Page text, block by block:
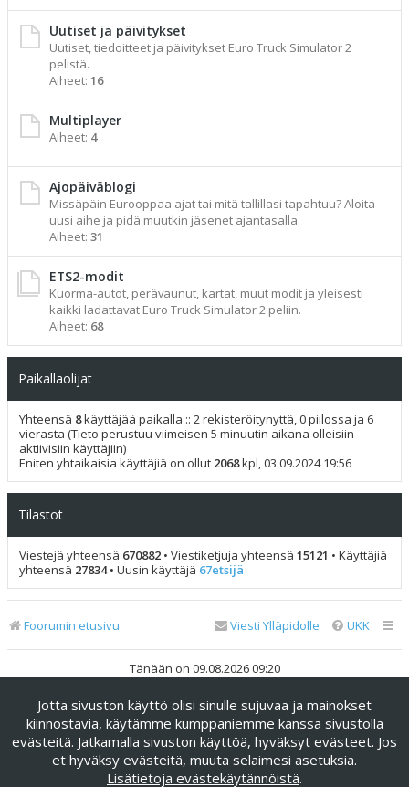
Uutiset ja päivitykset
Uutiset, tiedoitteet ja päivitykset Euro Truck Simulator 2
pelistä.
Aiheet: 16
Multiplayer
Aiheet: 4
Ajopäiväblogi
Missäpäin Eurooppaa ajat tai mitä tallillasi tapahtuu? Aloita
uusi aihe ja pidä muutkin jäsenet ajantasalla.
Aiheet: 31
ETS2-modit
Kuorma-autot, perävaunut, kartat, muut modit ja yleisesti
kaikki ladattavat Euro Truck Simulator 2 peliin.
Aiheet: 68
Paikallaolijat
Yhteensä 8käyttäjää paikalla :: 2 rekisteröitynyttä, 0 piilossa ja 6
vierasta (Tieto perustuu viimeisen 5 minuutin aikana olleisiin
aktiivisiin käyttäjiin)
Eniten yhtaikaisia käyttäjiä on ollut 2068kpl, 03.09.2024 19:56
Tilastot
Viestejä yhteensä 670882 • Viestiketjuja yhteensä 15121 • Käyttäjiä
yhteensä 27834• Uusin käyttäjä 67etsijä
Foorumin etusivu UKK
Viesti Ylläpidolle
Tänään on 09.08.2026 09:20
Keskustelufoorumin ohjelmistophpBB® Forum Software ©
phpBB Limited
Käännös: phpBB Suomi (lurttinen, harritapio, Pettis)
phpBB Metro Theme byPixelGoose Studio
Jotta sivuston käyttö olisi sinulle sujuvaa ja mainokset
kiinnostavia, käytämme kumppaniemme kanssa sivustolla
evästeitä. Jatkamalla sivuston käyttöä, hyväksyt evästeet. Jos
et hyväksy evästeitä, muuta selaimesi asetuksia.
Lisätietoja evästekäytännöistä.